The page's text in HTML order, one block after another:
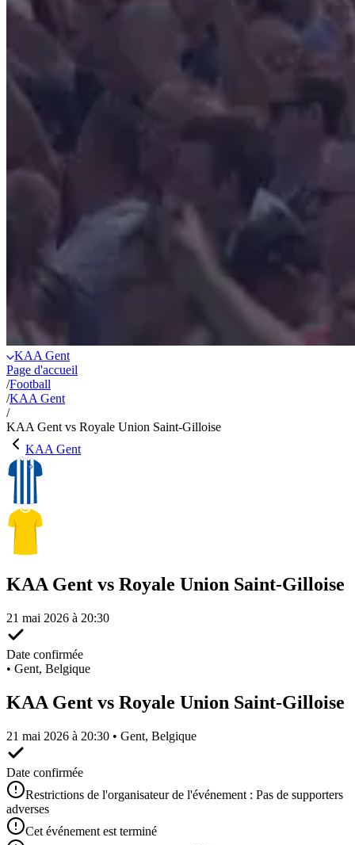
KAA Gent
Page d'accueil
/Football
/KAA Gent
/
KAA Gent vs Royale Union Saint-Gilloise
KAA Gent
KAA Gent vs Royale Union Saint-Gilloise
21 mai 2026 à 20:30
Date confirmée
• Gent, Belgique
KAA Gent vs Royale Union Saint-Gilloise
21 mai 2026 à 20:30 • Gent, Belgique
Date confirmée
Restrictions de l'organisateur de l'événement : Pas de supporters
adverses
Cet événement est terminé